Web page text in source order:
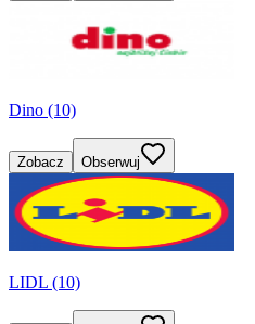
Dino (10)
Zobacz Obserwuj
LIDL (10)